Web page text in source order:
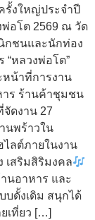
รั้งใหญ่ประจำปี
อโต 2569 ณ วัด
กชนและนักท่อง
“หลวงพ่อโต”
หน้าที่การงาน
าร ร้านค้าชุมชน
ดงาน 27
นพร้าวใน
ไลต์ภายในงาน
เสริมสิริมงคล
นอาหาร และ
บดั้งเดิม สนุกได้
เที่ยว […]